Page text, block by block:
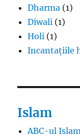
Dharma (1)
Diwali (1)
Holi (1)
Incantațiile
Islam
ABC-ul